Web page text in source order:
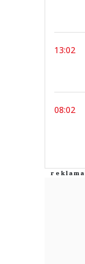
13:02
08:02